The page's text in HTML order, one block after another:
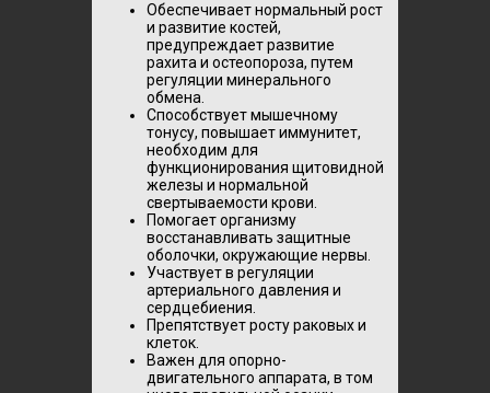
Обеспечивает нормальный рост
и развитие костей,
предупреждает развитие
рахита и остеопороза, путем
регуляции минерального
обмена.
Способствует мышечному
тонусу, повышает иммунитет,
необходим для
функционирования щитовидной
железы и нормальной
свертываемости крови.
Помогает организму
восстанавливать защитные
оболочки, окружающие нервы.
Участвует в регуляции
артериального давления и
сердцебиения.
Препятствует росту раковых и
клеток.
Важен для опорно-
двигательного аппарата, в том